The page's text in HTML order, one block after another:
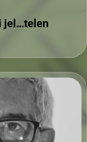
jel…telen